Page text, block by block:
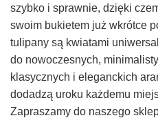
szybko i sprawnie, dzięki
swoim bukietem już wkrótce
tulipany są kwiatami
do nowoczesnych,
klasycznych i eleganckich
dodadzą uroku każdemu
Zapraszamy do naszego